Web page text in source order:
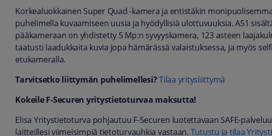
Korkealuokkainen Super Quad -kamera ja entistäkin
puhelimella kuvaamiseen uusia ja hyödyllisiä ulottuvuuksia. A51
pääkameraan on yhdistetty 5 Mp:n syvyyskamera, 123 asteen
taatusti laadukkaita kuvia jopa hämärässä valaistuksessa, ja myös
etukameralla.
Tarvitsetko liittymän puhelimellesi?Tilaa yritysliittymä
Kokeile F-Securen yritystietoturvaa maksutta!
Elisa Yritystietoturva pohjautuu F-Securen luotettavaan SAFE-
laitteillesi viimeisimpiä tietoturvauhkia vastaan. Tutustu ja tilaa